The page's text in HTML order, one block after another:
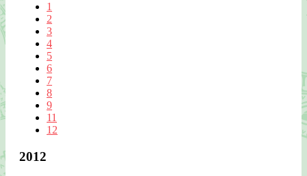
1
2
3
4
5
6
7
8
9
11
12
2012